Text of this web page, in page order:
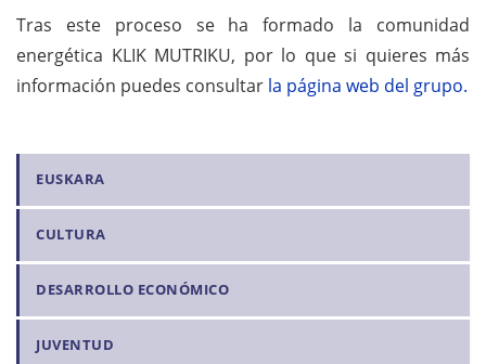
Tras este proceso se ha formado la comunidad
energética KLIK MUTRIKU, por lo que si quieres más
información puedes consultar la página web del grupo.
N
a
v
e
g
a
EUSKARA
CULTURA
DESARROLLO ECONÓMICO
JUVENTUD